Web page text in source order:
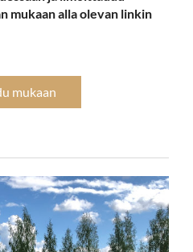
mukaan alla olevan linkin
mukaan